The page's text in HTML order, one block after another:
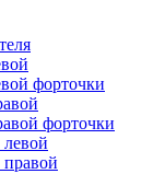
форточки
форточки
левой
правой